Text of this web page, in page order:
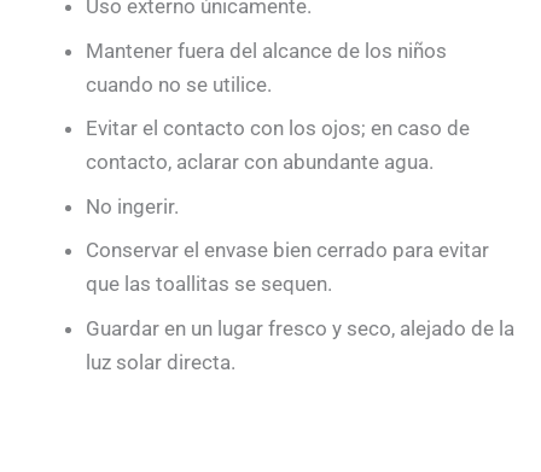
Uso externo únicamente.
Mantener fuera del alcance de los niños
cuando no se utilice.
Evitar el contacto con los ojos; en caso de
contacto, aclarar con abundante agua.
No ingerir.
Conservar el envase bien cerrado para evitar
que las toallitas se sequen.
Guardar en un lugar fresco y seco, alejado de la
luz solar directa.